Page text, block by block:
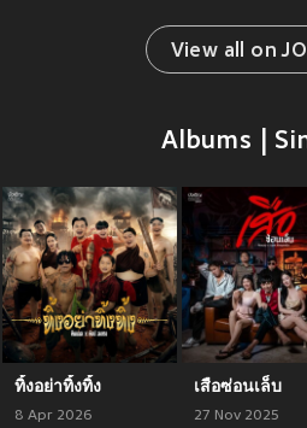
View all on
Albums |
ทิ้งอย่าทิ้งทิ้ง
8 Apr 2026
เสือซ่อนเล็บ
27 Nov 2025